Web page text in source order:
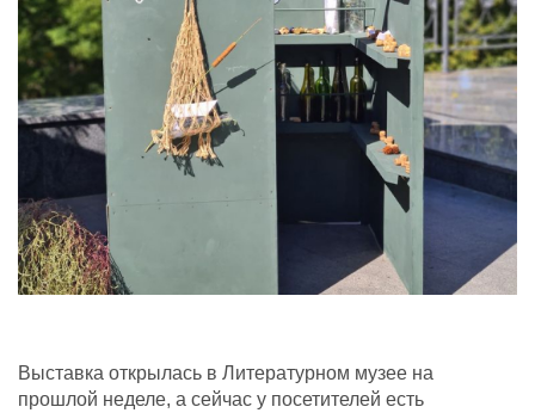
Выставка открылась в Литературном музее на
прошлой неделе, а сейчас у посетителей есть